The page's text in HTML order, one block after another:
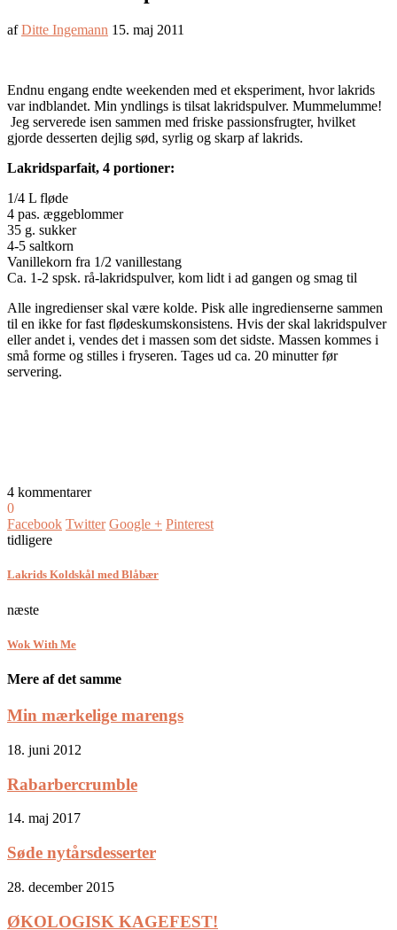
afDitte Ingemann 15. maj 2011
Endnu engang endte weekenden med et eksperiment, hvor lakrids
var indblandet. Min yndlings is tilsat lakridspulver. Mummelumme!
Jeg serverede isen sammen med friske passionsfrugter, hvilket
gjorde desserten dejlig sød, syrlig og skarp af lakrids.
Lakridsparfait, 4 portioner:
1/4 L fløde
4 pas. æggeblommer
35 g. sukker
4-5 saltkorn
Vanillekorn fra 1/2 vanillestang
Ca. 1-2 spsk. rå-lakridspulver, kom lidt i ad gangen og smag til
Alle ingredienser skal være kolde. Pisk alle ingredienserne sammen
til en ikke for fast flødeskumskonsistens. Hvis der skal lakridspulver
eller andet i, vendes det i massen som det sidste. Massen kommes i
små forme og stilles i fryseren. Tages ud ca. 20 minutter før
servering.
4 kommentarer
0
Facebook Twitter Google + Pinterest
tidligere
Lakrids Koldskål med Blåbær
næste
Wok With Me
Mere af det samme
Min mærkelige marengs
18. juni 2012
Rabarbercrumble
14. maj 2017
Søde nytårsdesserter
28. december 2015
ØKOLOGISK KAGEFEST!